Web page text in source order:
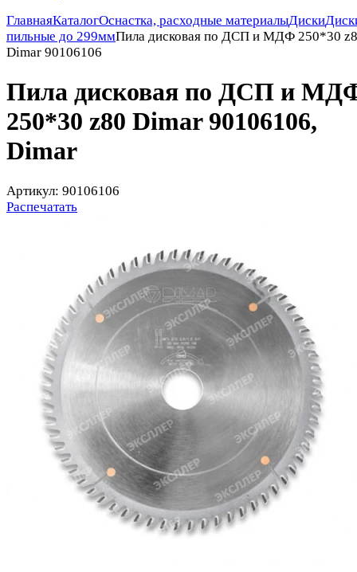
ГлавнаяКаталогОснастка, расходные материалыДиски
пильные до 299ммПила дисковая по ДСП и МДФ 250*30
Dimar 90106106
Пила дисковая по ДСП и
250*30 z80 Dimar 90106106,
Dimar
Артикул: 90106106
Распечатать